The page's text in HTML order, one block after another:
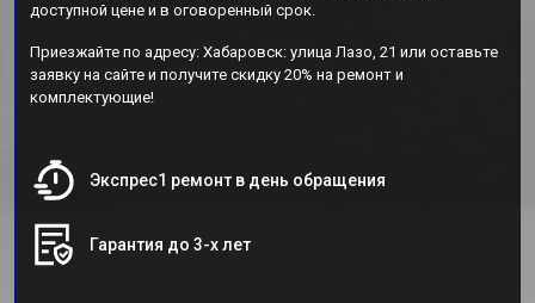
доступной цене и в оговоренный срок.
Приезжайте по адресу: Хабаровск: улица Лазо, 21 или оставьте
заявку на сайте и получите скидку 20% на ремонт и
комплектующие!
Экспрес1 ремонт в день обращения
Гарантия до 3-х лет